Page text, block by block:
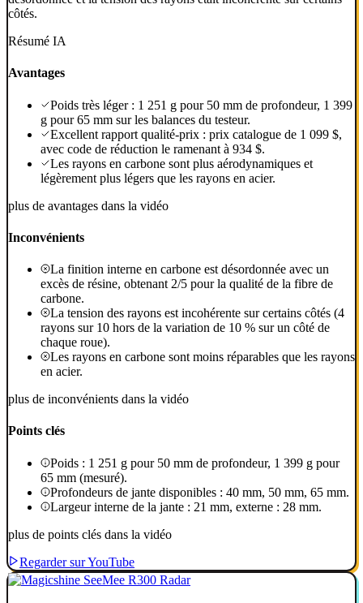
côtés.
Résumé IA
Avantages
Poids très léger : 1 251 g pour 50 mm de profondeur, 1 399
g pour 65 mm sur les balances du testeur.
Excellent rapport qualité-prix : prix catalogue de 1 099 $,
avec code de réduction le ramenant à 934 $.
Les rayons en carbone sont plus aérodynamiques et
légèrement plus légers que les rayons en acier.
plus de avantages dans la vidéo
Inconvénients
La finition interne en carbone est désordonnée avec un
excès de résine, obtenant 2/5 pour la qualité de la fibre de
carbone.
La tension des rayons est incohérente sur certains côtés (4
rayons sur 10 hors de la variation de 10 % sur un côté de
chaque roue).
Les rayons en carbone sont moins réparables que les rayons
en acier.
plus de inconvénients dans la vidéo
Points clés
Poids : 1 251 g pour 50 mm de profondeur, 1 399 g pour
65 mm (mesuré).
Profondeurs de jante disponibles : 40 mm, 50 mm, 65 mm.
Largeur interne de la jante : 21 mm, externe : 28 mm.
plus de points clés dans la vidéo
Regarder sur YouTube